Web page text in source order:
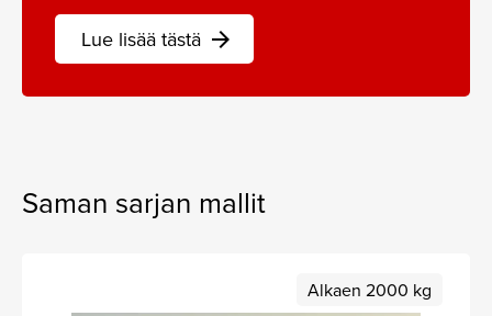
Lue lisää tästä arrow_forward
Saman sarjan mallit
Alkaen 2000 kg